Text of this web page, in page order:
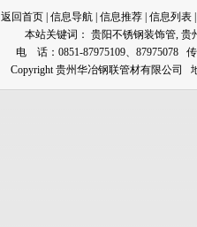
返回首页 | 信息导航 | 信息推荐 | 信息列表
本站关键词： 贵阳不锈钢装饰管 贵
电 话：0851-87975109、87975078
Copyright 贵州华冶钢联管材有限公